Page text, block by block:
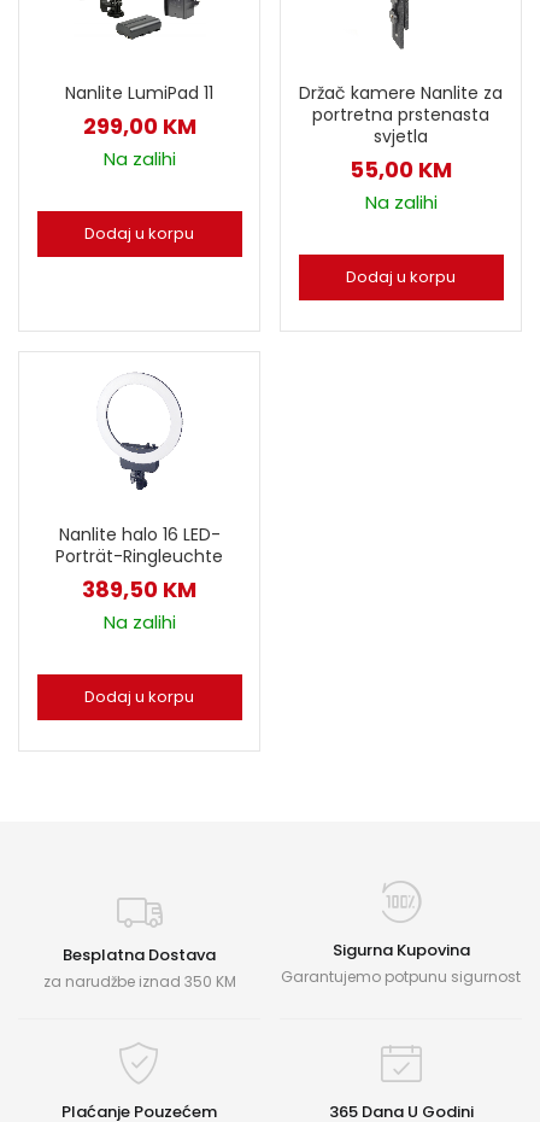
Nanlite LumiPad 11
299,00 KM
Na zalihi
Dodaj u korpu
Držač kamere Nanlite za
portretna prstenasta
svjetla
55,00 KM
Na zalihi
Dodaj u korpu
Nanlite halo 16 LED-
Porträt-Ringleuchte
389,50 KM
Na zalihi
Dodaj u korpu
Besplatna Dostava
za narudžbe iznad 350 KM
Sigurna Kupovina
Garantujemo potpunu sigurnost
Plaćanje Pouzećem 365 Dana U Godini